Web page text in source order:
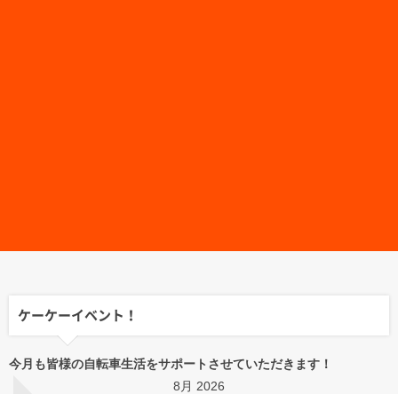
ケーケーイベント！
今月も皆様の自転車生活をサポートさせていただきます！
8月 2026